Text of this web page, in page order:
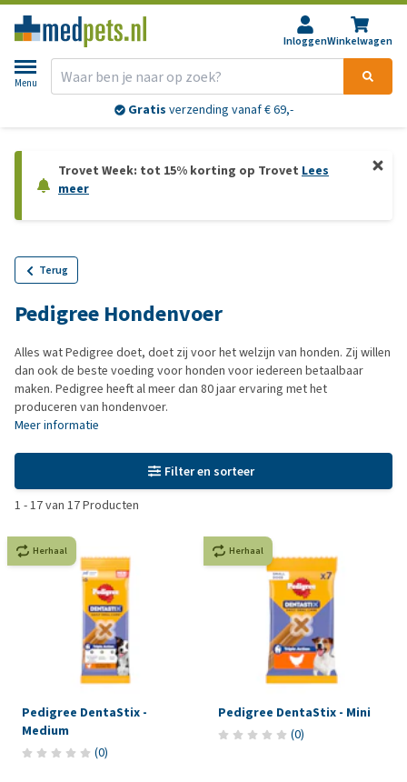
InloggenWinkelwagen
Menu
Gratis verzending vanaf € 69,-
Trovet Week: tot 15% korting op Trovet Lees
meer
Terug
Pedigree Hondenvoer
Alles wat Pedigree doet, doet zij voor het welzijn van honden. Zij willen
dan ook de beste voeding voor honden voor iedereen betaalbaar
maken. Pedigree heeft al meer dan 80 jaar ervaring met het
produceren van hondenvoer.
Meer informatie
Filter en sorteer
1 -17van 17Producten
Herhaal
Pedigree DentaStix -
Medium
(0)
Herhaal
Pedigree DentaStix - Mini
(0)